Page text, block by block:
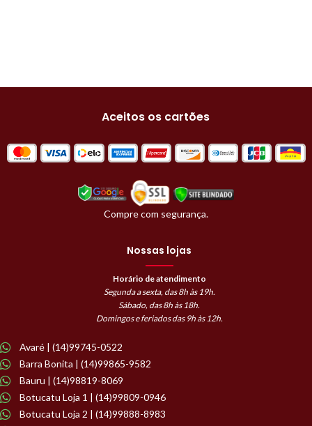
Aceitos os cartões
Compre com segurança.
Nossas lojas
Horário de atendimento
Segunda a sexta, das 8h às 19h.
Sábado, das 8h às 18h.
Domingos e feriados das 9h às 12h.
Avaré | (14)99745-0522
Barra Bonita | (14)99865-9582
Bauru | (14)98819-8069
Botucatu Loja 1 | (14)99809-0946
Botucatu Loja 2 | (14)99888-8983